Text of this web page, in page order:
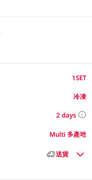
1SET
冷凍
2 days
Multi 多產地
送貨